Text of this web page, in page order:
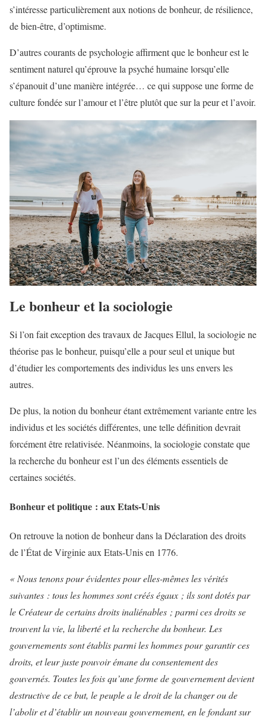
s’intéresse particulièrement aux notions de bonheur, de résilience,
de bien-être, d’optimisme.
D’autres courants de psychologie affirment que le bonheur est le
sentiment naturel qu’éprouve la psyché humaine lorsqu’elle
s’épanouit d’une manière intégrée… ce qui suppose une forme de
culture fondée sur l’amour et l’être plutôt que sur la peur et l’avoir.
Le bonheur et la sociologie
Si l’on fait exception des travaux de Jacques Ellul, la sociologie ne
théorise pas le bonheur, puisqu’elle a pour seul et unique but
d’étudier les comportements des individus les uns envers les
autres.
De plus, la notion du bonheur étant extrêmement variante entre les
individus et les sociétés différentes, une telle définition devrait
forcément être relativisée. Néanmoins, la sociologie constate que
la recherche du bonheur est l’un des éléments essentiels de
certaines sociétés.
Bonheur et politique : aux Etats-Unis
On retrouve la notion de bonheur dans la Déclaration des droits
de l’État de Virginie aux Etats-Unis en 1776.
« Nous tenons pour évidentes pour elles-mêmes les vérités
suivantes : tous les hommes sont créés égaux ; ils sont dotés par
le Créateur de certains droits inaliénables ; parmi ces droits se
trouvent la vie, la liberté et la recherche du bonheur. Les
gouvernements sont établis parmi les hommes pour garantir ces
droits, et leur juste pouvoir émane du consentement des
gouvernés. Toutes les fois qu’une forme de gouvernement devient
destructive de ce but, le peuple a le droit de la changer ou de
l’abolir et d’établir un nouveau gouvernement, en le fondant sur